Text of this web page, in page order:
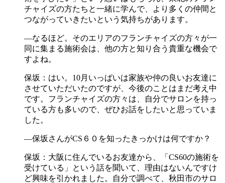
チャイズの方たちと一緒に学んで、より多くの仲間と
つながっていきたいという気持ちがあります。
―なるほど。そのエリアのフランチャイズの方々が一
同に集まる施術会は、他の方と知り合う貴重な機会で
すよね。
保坂：はい。10月いっぱいは家族や仲の良いお友達に
させていただいたのですが、今後のことはまだ考え中
です。フランチャイズの方々は、自分でサロンを持っ
ている方も多いので、ぜひお話をしたいと思っていま
した。
―保坂さんがCS６０を知ったきっかけは何ですか？
保坂：大阪に住んでいるお友達から、「CS60の施術を
受けている」という話を聞いて、理由はないんですけ
ど興味を引かれました。自分で調べて、秋田市のサロ